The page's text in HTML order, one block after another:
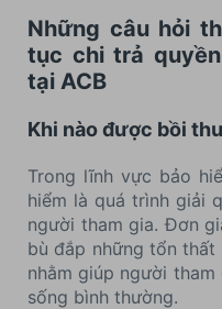
Những câu hỏi
tục chi trả
tại ACB
Khi nào được bồi
Trong lĩnh vực bảo
hiểm là quá trình giải
người tham gia. Đơn
bù đắp những tổn
nhằm giúp người
sống bình thường.